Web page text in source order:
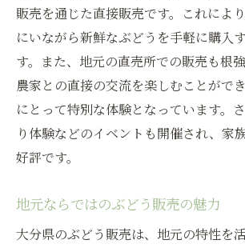
販売を通じた直接販売です。これによ
にいながら新鮮なぶどうを手軽に購入
す。また、地元の直売所での販売も根強
農家との直接の交流を楽しむことがで
にとって特別な体験となっています。
り体験などのイベントも開催され、家
好評です。
地元ならではのぶどう販売の魅力
大分県のぶどう販売は、地元の特性を